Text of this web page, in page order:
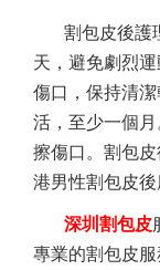
割包皮後護
天，避免劇烈
傷口，保持清
活，至少一個
擦傷口。割包
港男性割包皮後
深圳割包皮
專業的割包皮